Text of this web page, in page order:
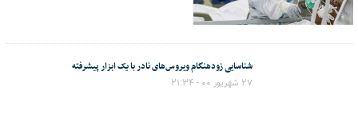
شناسایی زودهنگام ویروس‌های نادر با یک ابزار پیشرفته
۲۷ شهریور ۰۰ - ۲۱:۳۴